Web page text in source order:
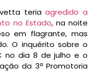
teriaagredido a
no Estado, na noite
em flagrante, mas
O inquérito sobre o
no dia 8 de julho e o
da 3ª Promotoria